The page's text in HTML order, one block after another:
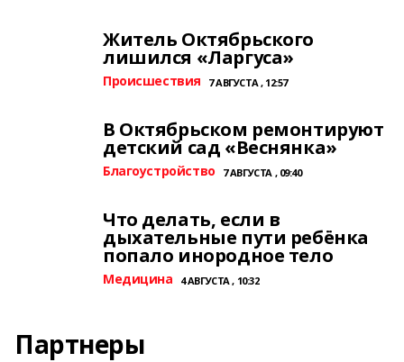
Житель Октябрьского
лишился «Ларгуса»
Происшествия 7 АВГУСТА , 12:57
В Октябрьском ремонтируют
детский сад «Веснянка»
Благоустройство 7 АВГУСТА , 09:40
Что делать, если в
дыхательные пути ребёнка
попало инородное тело
Медицина 4 АВГУСТА , 10:32
Партнеры